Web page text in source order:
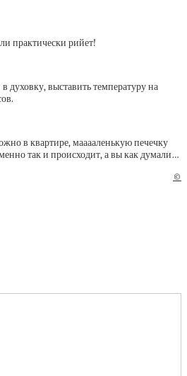
практически рийет!
выставить температуру на
в квартире, мааааленькую печечку
так и происходит, а вы как думали…
©